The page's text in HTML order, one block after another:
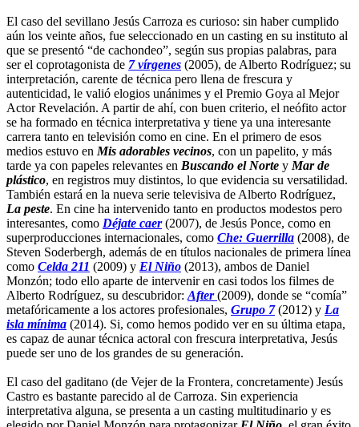
El caso del sevillano Jesús Carroza es curioso: sin haber cumplido
aún los veinte años, fue seleccionado en un casting en su instituto al
que se presentó “de cachondeo”, según sus propias palabras, para
ser el coprotagonista de 7 vírgenes (2005), de Alberto Rodríguez; su
interpretación, carente de técnica pero llena de frescura y
autenticidad, le valió elogios unánimes y el Premio Goya al Mejor
Actor Revelación. A partir de ahí, con buen criterio, el neófito actor
se ha formado en técnica interpretativa y tiene ya una interesante
carrera tanto en televisión como en cine. En el primero de esos
medios estuvo en Mis adorables vecinos, con un papelito, y más
tarde ya con papeles relevantes en Buscando el Norte y Mar de
plástico, en registros muy distintos, lo que evidencia su versatilidad.
También estará en la nueva serie televisiva de Alberto Rodríguez,
La peste. En cine ha intervenido tanto en productos modestos pero
interesantes, como Déjate caer(2007), de Jesús Ponce, como en
superproducciones internacionales, como Che: Guerrilla (2008), de
Steven Soderbergh, además de en títulos nacionales de primera línea
como Celda 211 (2009) y El Niño (2013), ambos de Daniel
Monzón; todo ello aparte de intervenir en casi todos los filmes de
Alberto Rodríguez, su descubridor: After (2009), donde se “comía”
metafóricamente a los actores profesionales, Grupo 7(2012) y La
isla mínima (2014). Si, como hemos podido ver en su última etapa,
es capaz de aunar técnica actoral con frescura interpretativa, Jesús
puede ser uno de los grandes de su generación.
El caso del gaditano (de Vejer de la Frontera, concretamente) Jesús
Castro es bastante parecido al de Carroza. Sin experiencia
interpretativa alguna, se presenta a un casting multitudinario y es